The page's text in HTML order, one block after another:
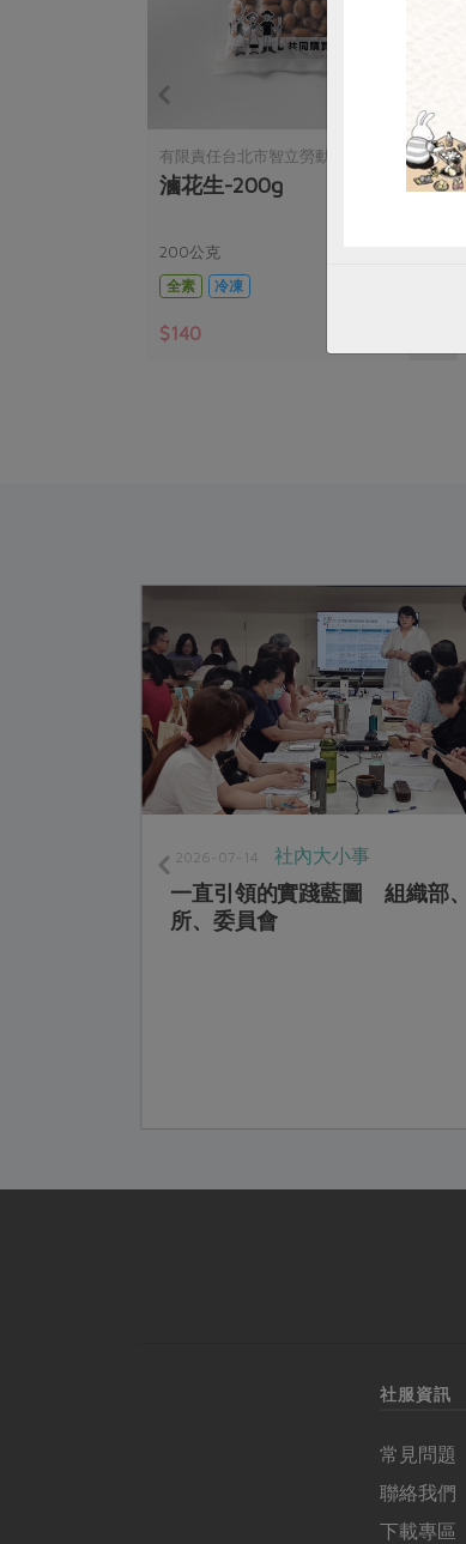
有限責任台北市智立勞動合作社
滷花生-200g
200公克
全素
冷凍
$140
2026-07-14 社內大小事
一直引領的實踐藍圖 組織部
所、委員會
社服資訊
常見問題
聯絡我們
下載專區